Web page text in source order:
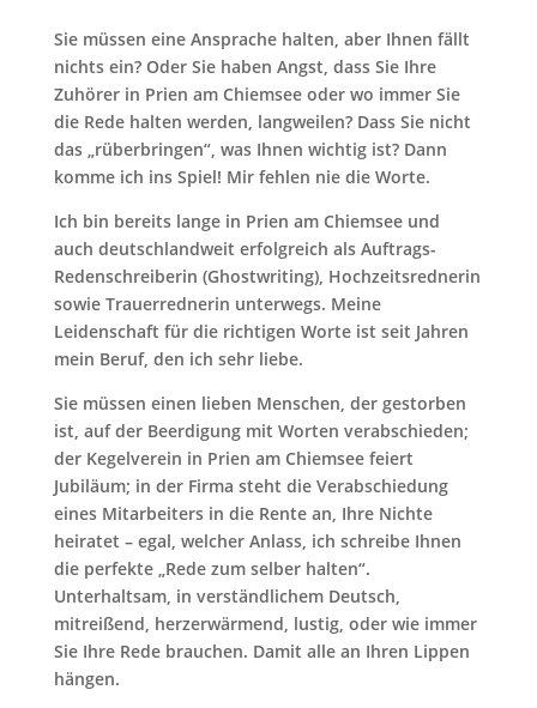
Sie müssen eine Ansprache halten, aber Ihnen fällt
nichts ein? Oder Sie haben Angst, dass Sie Ihre
Zuhörer in Prien am Chiemsee oder wo immer Sie
die Rede halten werden, langweilen? Dass Sie nicht
das „rüberbringen“, was Ihnen wichtig ist? Dann
komme ich ins Spiel! Mir fehlen nie die Worte.
Ich bin bereits lange in Prien am Chiemsee und
auch deutschlandweit erfolgreich als Auftrags-
Redenschreiberin (Ghostwriting), Hochzeitsrednerin
sowie Trauerrednerin unterwegs. Meine
Leidenschaft für die richtigen Worte ist seit Jahren
mein Beruf, den ich sehr liebe.
Sie müssen einen lieben Menschen, der gestorben
ist, auf der Beerdigung mit Worten verabschieden;
der Kegelverein in Prien am Chiemsee feiert
Jubiläum; in der Firma steht die Verabschiedung
eines Mitarbeiters in die Rente an, Ihre Nichte
heiratet – egal, welcher Anlass, ich schreibe Ihnen
die perfekte „Rede zum selber halten“.
Unterhaltsam, in verständlichem Deutsch,
mitreißend, herzerwärmend, lustig, oder wie immer
Sie Ihre Rede brauchen. Damit alle an Ihren Lippen
hängen.